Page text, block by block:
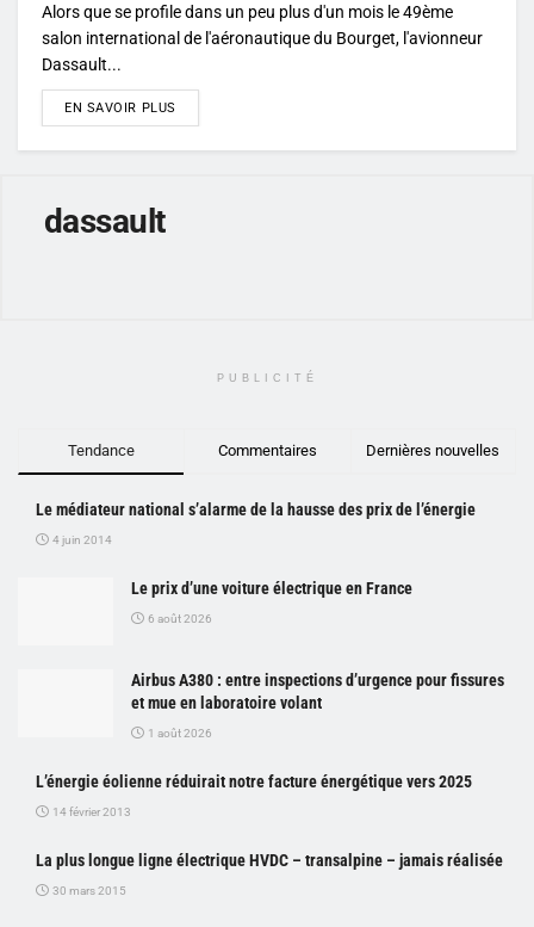
Alors que se profile dans un peu plus d'un mois le 49ème
salon international de l'aéronautique du Bourget, l'avionneur
Dassault...
EN SAVOIR PLUS
dassault
PUBLICITÉ
Tendance Commentaires Dernières nouvelles
Le médiateur national s’alarme de la hausse des prix de l’énergie
4 juin 2014
Le prix d’une voiture électrique en France
6 août 2026
Airbus A380 : entre inspections d’urgence pour fissures
et mue en laboratoire volant
1 août 2026
L’énergie éolienne réduirait notre facture énergétique vers 2025
14 février 2013
La plus longue ligne électrique HVDC – transalpine – jamais réalisée
30 mars 2015